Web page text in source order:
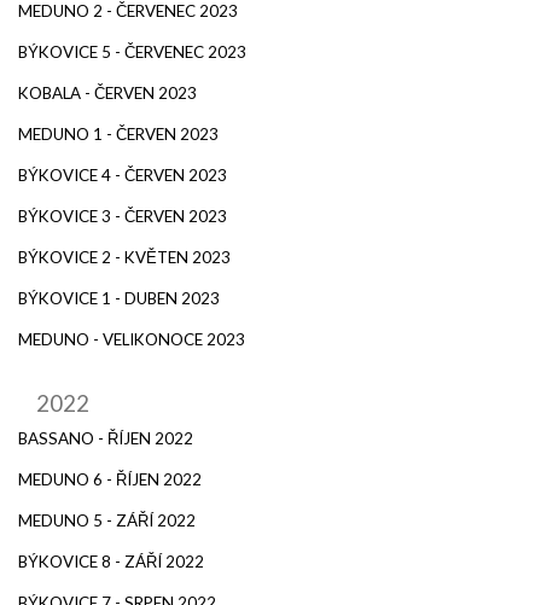
MEDUNO 2 - ČERVENEC 2023
BÝKOVICE 5 - ČERVENEC 2023
KOBALA - ČERVEN 2023
MEDUNO 1 - ČERVEN 2023
BÝKOVICE 4 - ČERVEN 2023
BÝKOVICE 3 - ČERVEN 2023
BÝKOVICE 2 - KVĚTEN 2023
BÝKOVICE 1 - DUBEN 2023
MEDUNO - VELIKONOCE 2023
2022
BASSANO - ŘÍJEN 2022
MEDUNO 6 - ŘÍJEN 2022
MEDUNO 5 - ZÁŘÍ 2022
BÝKOVICE 8 - ZÁŘÍ 2022